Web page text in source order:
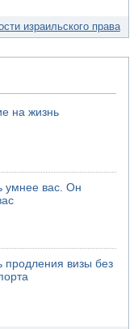
израильского права
на жизнь
умнее вас. Он
продления визы без